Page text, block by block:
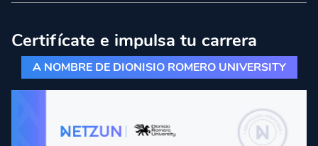
Certifícate e impulsa tu carrera
A NOMBRE DE DIONISIO ROMERO UNIVERSITY